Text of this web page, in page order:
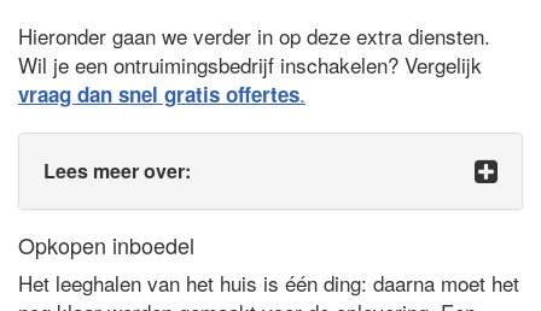
Hieronder gaan we verder in op deze extra diensten.
Wil je een ontruimingsbedrijf inschakelen? Vergelijk
vraag dan snel gratis offertes.
Lees meer over:
Opkopen inboedel
Het leeghalen van het huis is één ding: daarna moet het